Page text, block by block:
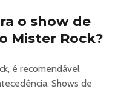
o show de
Mister Rock?
é recomendável
Shows de